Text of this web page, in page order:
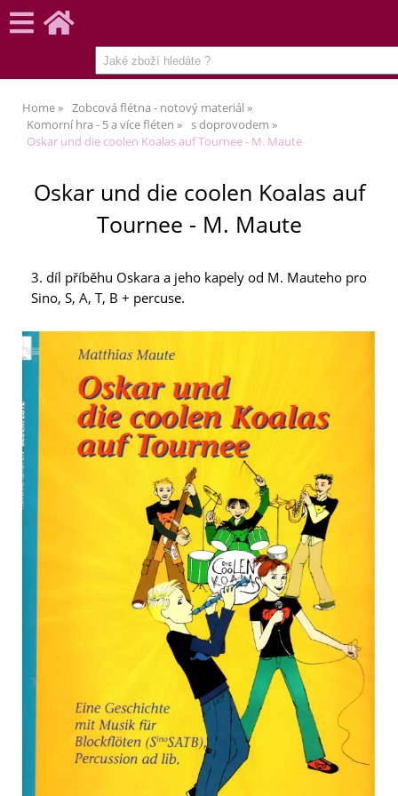
Home
Zobcová flétna - notový materiál
Komorní hra - 5 a více fléten
s doprovodem
Oskar und die coolen Koalas auf Tournee - M. Maute
Oskar und die coolen Koalas auf
Tournee - M. Maute
3. díl příběhu Oskara a jeho kapely od M. Mauteho pro
Sino, S, A, T, B + percuse.